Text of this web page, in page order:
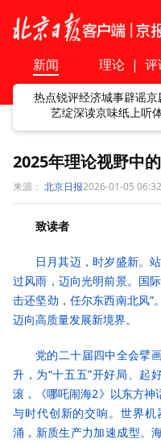
新闻 理论 | 评
热点锐评经济城事辟谣京
艺绽深读京味纸上听
2025年理论视野中
来源： 北京日报2026-01-05 06:32
致读者
日月其迈，时岁盛新。
过风雨，迈向光明前景。国
击还坚劲，任尔东西南北风”
迈向高质量发展新境界。
党的二十届四中全会擘
升，为“十五五”开好局、起
滚，《哪吒闹海2》以东方神
与时代创新的交响。世界
涌，新质生产力加速成型。